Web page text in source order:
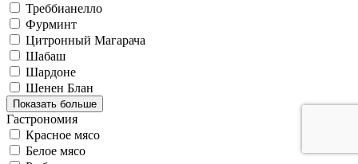
Треббианелло
Фурминт
Цитронный Магарача
Шабаш
Шардоне
Шенен Блан
Показать больше
Гастрономия
Красное мясо
Белое мясо